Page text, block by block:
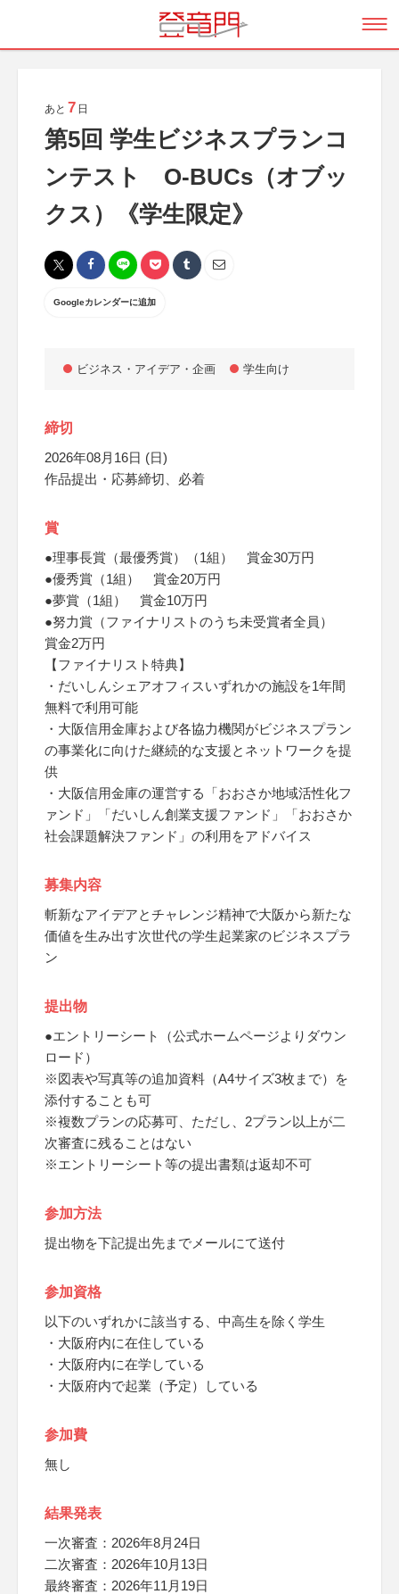
あと 7 日
第5回 学生ビジネスプランコ
ンテスト O-BUCs（オブッ
クス）《学生限定》
Googleカレンダーに追加
ビジネス・アイデア・企画 学生向け
締切
2026年08月16日 (日)
作品提出・応募締切、必着
賞
●理事長賞（最優秀賞）（1組） 賞金30万円
●優秀賞（1組） 賞金20万円
●夢賞（1組） 賞金10万円
●努力賞（ファイナリストのうち未受賞者全員）
賞金2万円
【ファイナリスト特典】
・だいしんシェアオフィスいずれかの施設を1年間
無料で利用可能
・大阪信用金庫および各協力機関がビジネスプラン
の事業化に向けた継続的な支援とネットワークを提
供
・大阪信用金庫の運営する「おおさか地域活性化フ
ァンド」「だいしん創業支援ファンド」「おおさか
社会課題解決ファンド」の利用をアドバイス
募集内容
斬新なアイデアとチャレンジ精神で大阪から新たな
価値を生み出す次世代の学生起業家のビジネスプラ
ン
提出物
●エントリーシート（公式ホームページよりダウン
ロード）
※図表や写真等の追加資料（A4サイズ3枚まで）を
添付することも可
※複数プランの応募可、ただし、2プラン以上が二
次審査に残ることはない
※エントリーシート等の提出書類は返却不可
参加方法
提出物を下記提出先までメールにて送付
参加資格
以下のいずれかに該当する、中高生を除く学生
・大阪府内に在住している
・大阪府内に在学している
・大阪府内で起業（予定）している
参加費
無し
結果発表
一次審査：2026年8月24日
二次審査：2026年10月13日
最終審査：2026年11月19日